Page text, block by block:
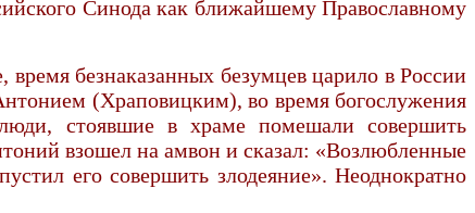
Синода как ближайшему Православному
безнаказанных безумцев царило в России
(Храповицким), во время богослужения
стоявшие в храме помешали совершить
взошел на амвон и сказал: «Возлюбленные
его совершить злодеяние». Неоднократно